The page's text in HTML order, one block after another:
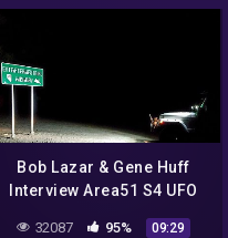
Bob Lazar & Gene Huff
Interview Area51 S4 UFO
Bell Art Part 7 of 20
32087 95% 09:29